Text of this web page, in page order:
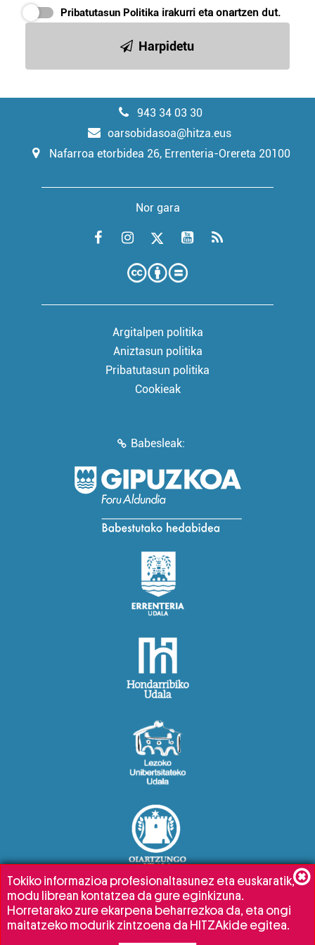
Pribatutasun Politika irakurri eta onartzen dut.
Harpidetu
943 34 03 30
oarsobidasoa@hitza.eus
Nafarroa etorbidea 26, Errenteria-Orereta 20100
Nor gara
Argitalpen politika
Aniztasun politika
Pribatutasun politika
Cookieak
Babesleak:
Tokiko informazioa profesionaltasunez eta euskaratik,
modu librean kontatzea da gure eginkizuna.
Horretarako zure ekarpena beharrezkoa da, eta ongi
maitatzeko modurik zintzoena da HITZAkide egitea.